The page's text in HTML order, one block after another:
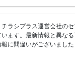
ラシプラス運営会社の
ます。最新情報と異な
に間違いがございまし